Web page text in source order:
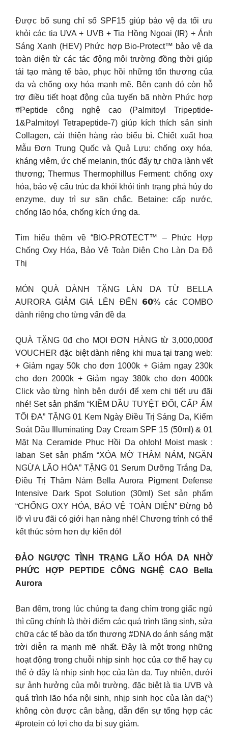
Được bổ sung chỉ số SPF15 giúp bảo vệ da tối ưu
khỏi các tia UVA + UVB + Tia Hồng Ngoại (IR) + Ánh
Sáng Xanh (HEV) Phức hợp Bio-Protect™ bảo vệ da
toàn diện từ các tác động môi trường đồng thời giúp
tái tạo màng tế bào, phục hồi những tổn thương của
da và chống oxy hóa mạnh mẽ. Bên cạnh đó còn hỗ
trợ điều tiết hoạt động của tuyến bã nhờn Phức hợp
#Peptide công nghệ cao (Palmitoyl Tripeptide-
1&Palmitoyl Tetrapeptide-7) giúp kích thích sản sinh
Collagen, cải thiện hàng rào biểu bì. Chiết xuất hoa
Mẫu Đơn Trung Quốc và Quả Lựu: chống oxy hóa,
kháng viêm, ức chế melanin, thúc đẩy tự chữa lành vết
thương; Thermus Thermophillus Ferment: chống oxy
hóa, bảo vệ cấu trúc da khỏi khỏi tình trạng phá hủy do
enzyme, duy trì sự săn chắc. Betaine: cấp nước,
chống lão hóa, chống kích ứng da.
Tìm hiểu thêm về “BIO-PROTECT™ – Phức Hợp
Chống Oxy Hóa, Bảo Vệ Toàn Diện Cho Làn Da Đô
Thị
MÓN QUÀ DÀNH TẶNG LÀN DA TỪ BELLA
AURORA GIẢM GIÁ LÊN ĐẾN 𝟲𝟬% các COMBO
dành riêng cho từng vấn đề da
QUÀ TẶNG 0đ cho MỌI ĐƠN HÀNG từ 3,000,000đ
VOUCHER đặc biệt dành riêng khi mua tại trang web:
+ Giảm ngay 50k cho đơn 1000k + Giảm ngay 230k
cho đơn 2000k + Giảm ngay 380k cho đơn 4000k
Click vào từng hình bên dưới để xem chi tiết ưu đãi
nhé! Set sản phẩm “KIỀM DẦU TUYỆT ĐỐI, CẤP ẨM
TỐI ĐA” TẶNG 01 Kem Ngày Điều Trị Sáng Da, Kiểm
Soát Dầu Illuminating Day Cream SPF 15 (50ml) & 01
Mặt Nạ Ceramide Phục Hồi Da oh!oh! Moist mask :
laban Set sản phẩm “XÓA MỜ THÂM NÁM, NGĂN
NGỪA LÃO HÓA” TẶNG 01 Serum Dưỡng Trắng Da,
Điều Trị Thâm Nám Bella Aurora Pigment Defense
Intensive Dark Spot Solution (30ml) Set sản phẩm
“CHỐNG OXY HÓA, BẢO VỆ TOÀN DIỆN” Đừng bỏ
lỡ vì ưu đãi có giới hạn nàng nhé! Chương trình có thể
kết thúc sớm hơn dự kiến đó!
ĐẢO NGƯỢC TÌNH TRẠNG LÃO HÓA DA NHỜ
PHỨC HỢP PEPTIDE CÔNG NGHỆ CAO Bella
Aurora
Ban đêm, trong lúc chúng ta đang chìm trong giấc ngủ
thì cũng chính là thời điểm các quá trình tăng sinh, sửa
chữa các tế bào da tổn thương #DNA do ánh sáng mặt
trời diễn ra mạnh mẽ nhất. Đây là một trong những
hoạt động trong chuỗi nhịp sinh học của cơ thể hay cụ
thể ở đây là nhịp sinh học của làn da. Tuy nhiên, dưới
sự ảnh hưởng của môi trường, đặc biệt là tia UVB và
quá trình lão hóa nội sinh, nhịp sinh học của làn da(*)
không còn được cân bằng, dẫn đến sự tổng hợp các
#protein có lợi cho da bị suy giảm.